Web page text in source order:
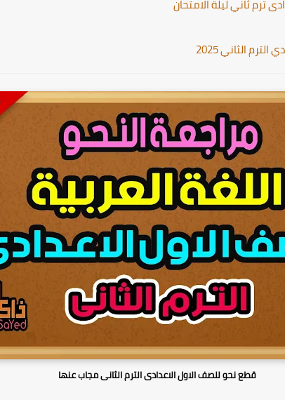
ترم ثاني ليلة الامتحان
الثاني 2025
قطع نحو للصف الاول الاعدادى الترم الثانى مجاب عنها